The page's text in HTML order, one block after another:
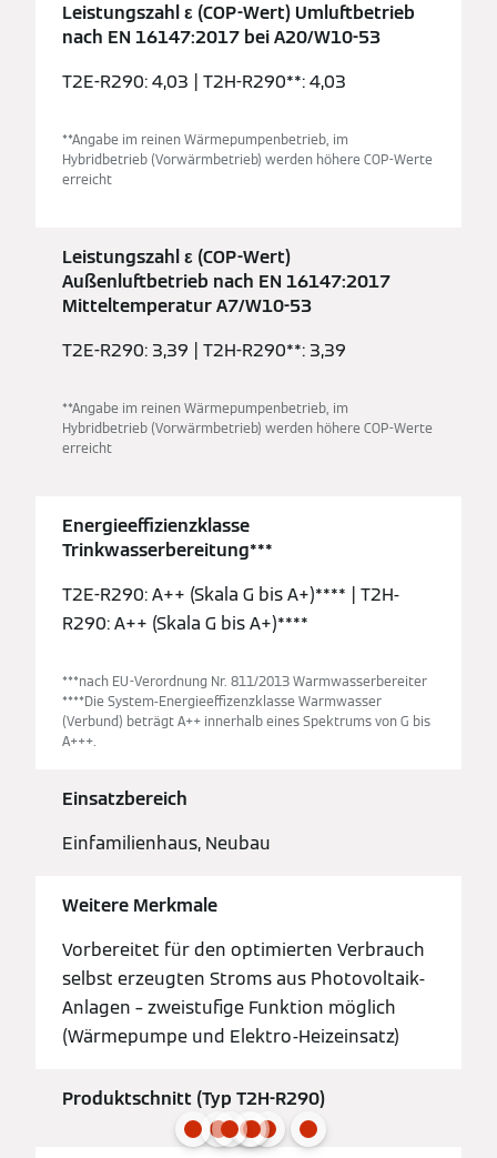
Leistungszahl ε (COP-Wert) Umluftbetrieb
nach EN 16147:2017 bei A20/W10-53
T2E-R290: 4,03 | T2H-R290**: 4,03
**Angabe im reinen Wärmepumpenbetrieb, im
Hybridbetrieb (Vorwärmbetrieb) werden höhere COP-Werte
erreicht
Leistungszahl ε (COP-Wert)
Außenluftbetrieb nach EN 16147:2017
Mitteltemperatur A7/W10-53
T2E-R290: 3,39 | T2H-R290**: 3,39
**Angabe im reinen Wärmepumpenbetrieb, im
Hybridbetrieb (Vorwärmbetrieb) werden höhere COP-Werte
erreicht
Energieeffizienzklasse
Trinkwasserbereitung***
T2E-R290: A++ (Skala G bis A+)**** | T2H-
R290: A++ (Skala G bis A+)****
***nach EU-Verordnung Nr. 811/2013 Warmwasserbereiter
****Die System-Energieeffizenzklasse Warmwasser
(Verbund) beträgt A++ innerhalb eines Spektrums von G bis
A+++.
Einsatzbereich
Einfamilienhaus, Neubau
Weitere Merkmale
Vorbereitet für den optimierten Verbrauch
selbst erzeugten Stroms aus Photovoltaik-
Anlagen – zweistufige Funktion möglich
(Wärmepumpe und Elektro-Heizeinsatz)
Produktschnitt (Typ T2H-R290)